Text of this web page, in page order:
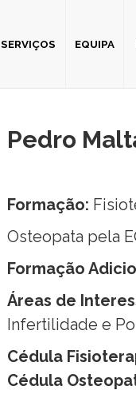
SERVIÇOS EQUIPA
Pedro
Formação:
Osteopata pela
Formação
Áreas de
Infertilidade e
Cédula
Cédula